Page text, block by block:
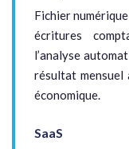
Fichier
écritures
l’analyse
résultat mensuel
économique.
SaaS